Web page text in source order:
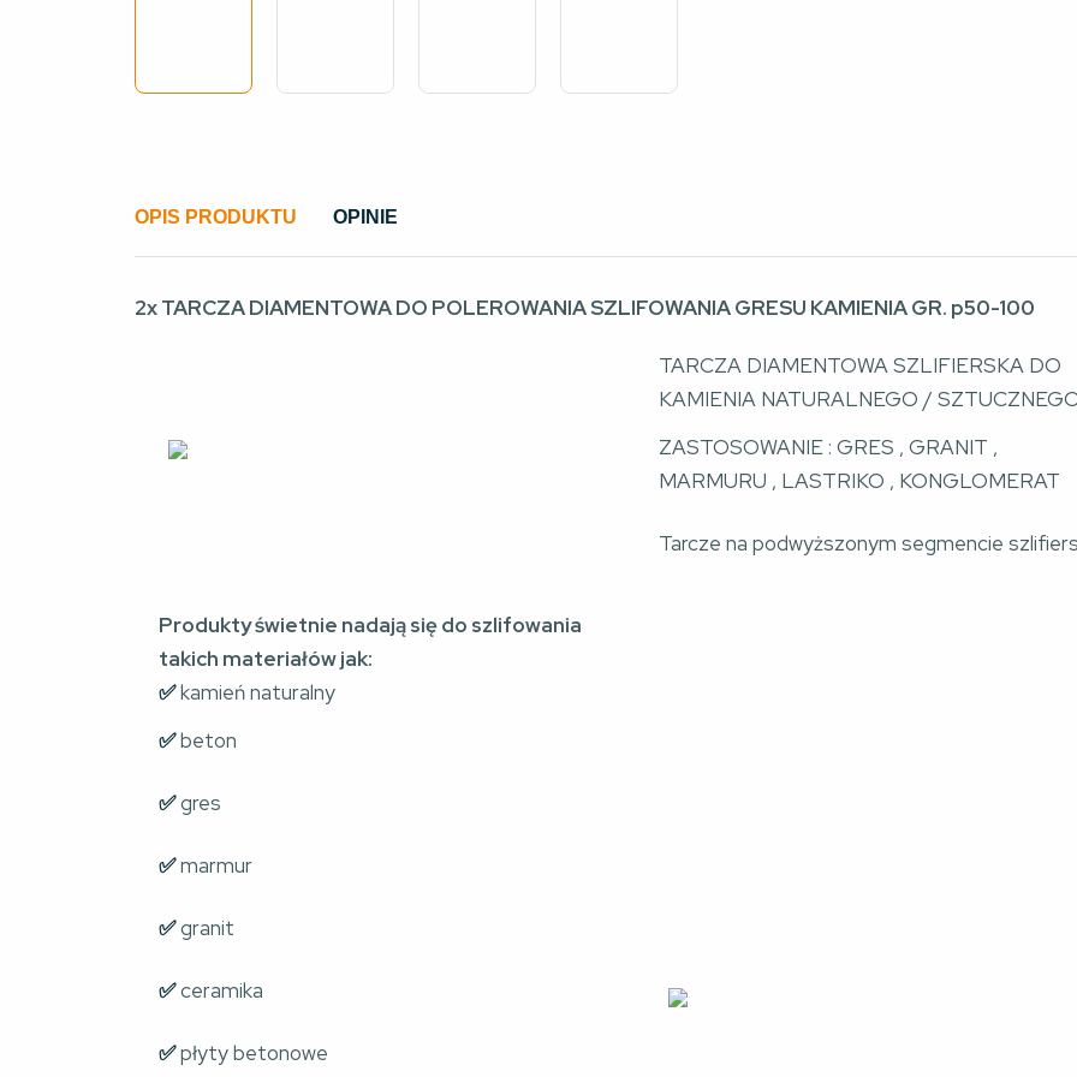
OPIS PRODUKTU OPINIE
2x TARCZA DIAMENTOWA DO POLEROWANIA SZLIFOWANIA GRESU KAMIENIA GR. p50-100
TARCZA DIAMENTOWA SZLIFIERSKA DO
KAMIENIA NATURALNEGO /
ZASTOSOWANIE : GRES , GRANIT ,
MARMURU , LASTRIKO , KONGLOMERAT
Tarcze na podwyższonym segmencie
Produkty świetnie nadają się do szlifowania
takich materiałów jak:
✅ kamień naturalny
✅ beton
✅ gres
✅ marmur
✅ granit
✅ ceramika
✅ płyty betonowe